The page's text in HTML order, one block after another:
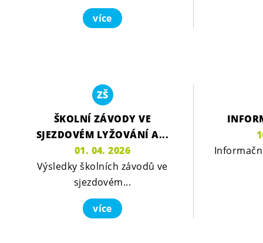
více
ZŠ
ŠKOLNÍ ZÁVODY VE
SJEZDOVÉM LYŽOVÁNÍ A...
01. 04. 2026
Výsledky školních závodů ve
sjezdovém...
více